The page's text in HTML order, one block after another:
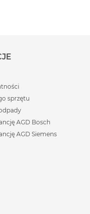
sprzętu
AGD Bosch
AGD Siemens